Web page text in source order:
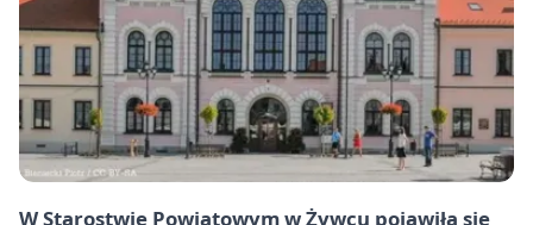
W Starostwie Powiatowym w Żywcu pojawiła się